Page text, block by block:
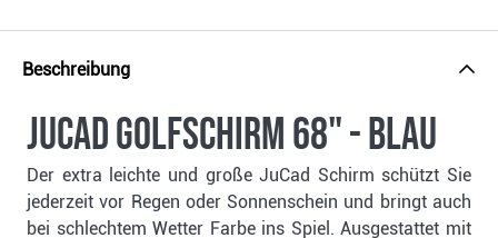
Beschreibung
JuCad Golfschirm 68" - blau
Der extra leichte und große JuCad Schirm schützt Sie
jederzeit vor Regen oder Sonnenschein und bringt auch
bei schlechtem Wetter Farbe ins Spiel. Ausgestattet mit